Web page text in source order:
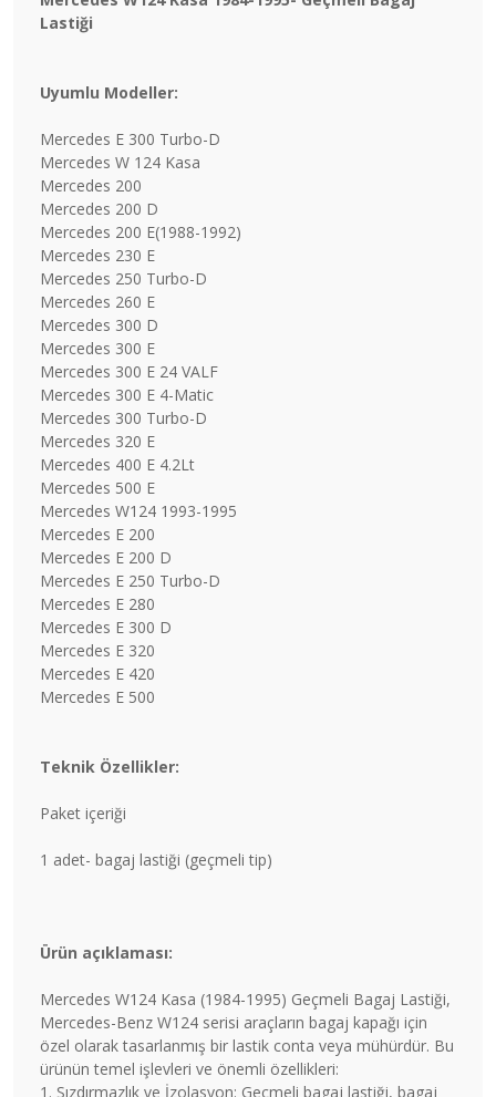
Lastiği
Uyumlu Modeller:
Mercedes E 300 Turbo-D
Mercedes W 124 Kasa
Mercedes 200
Mercedes 200 D
Mercedes 200 E(1988-1992)
Mercedes 230 E
Mercedes 250 Turbo-D
Mercedes 260 E
Mercedes 300 D
Mercedes 300 E
Mercedes 300 E 24 VALF
Mercedes 300 E 4-Matic
Mercedes 300 Turbo-D
Mercedes 320 E
Mercedes 400 E 4.2Lt
Mercedes 500 E
Mercedes W124 1993-1995
Mercedes E 200
Mercedes E 200 D
Mercedes E 250 Turbo-D
Mercedes E 280
Mercedes E 300 D
Mercedes E 320
Mercedes E 420
Mercedes E 500
Teknik Özellikler:
Paket içeriği
1 adet- bagaj lastiği (geçmeli tip)
Ürün açıklaması:
Mercedes W124 Kasa (1984-1995) Geçmeli Bagaj Lastiği,
Mercedes-Benz W124 serisi araçların bagaj kapağı için
özel olarak tasarlanmış bir lastik conta veya mühürdür. Bu
ürünün temel işlevleri ve önemli özellikleri:
1. Sızdırmazlık ve İzolasyon: Geçmeli bagaj lastiği, bagaj